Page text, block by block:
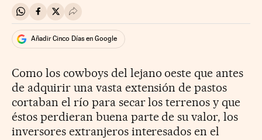
Compartir en Whatsapp
Compartir en Facebook
Compartir en Twitter
Desplegar Redes Sociales
Añadir Cinco Días en Google
Como los cowboys del lejano oeste que antes
de adquirir una vasta extensión de pastos
cortaban el río para secar los terrenos y que
éstos perdieran buena parte de su valor, los
inversores extranjeros interesados en el